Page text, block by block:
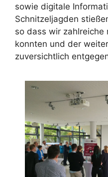
sowie digitale
Schnitzeljagden
so dass wir zahlreiche
konnten und der
zuversichtlich